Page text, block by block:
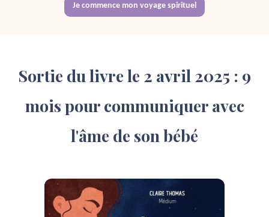
Je commence mon voyage spirituel
Sortie du livre le 2 avril 2025 : 9
mois pour communiquer avec
l'âme de son bébé